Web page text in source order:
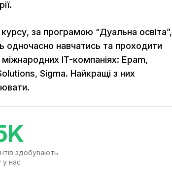
за програмою “Дуальна освіта”,
одночасно навчатись та проходити
IT-компаніях: Epam,
Sigma. Найкращі з них
здобувають
у нас